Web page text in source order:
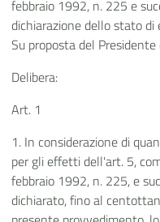
febbraio 1992, n. 225 e
dichiarazione dello stato di
Su proposta del
Delibera:
Art. 1
1. In considerazione di
per gli effetti dell'art. 5,
febbraio 1992, n. 225, e
dichiarato, fino al